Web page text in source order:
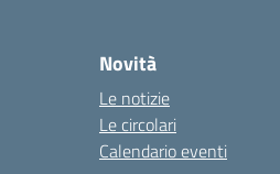
Novità
Le notizie
Le circolari
Calendario eventi